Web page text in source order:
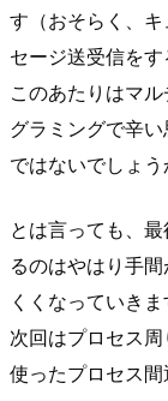
す（おそらく、
セージ送受信を
このあたりはマ
グラミングで辛
ではないでしょう
とは言っても、
るのはやはり手
くくなっていきま
次回はプロセス
使ったプロセス間